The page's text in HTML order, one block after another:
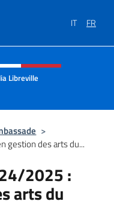
IT FR
tête de
Libreville
>
gestion des arts du...
2025 :
arts du